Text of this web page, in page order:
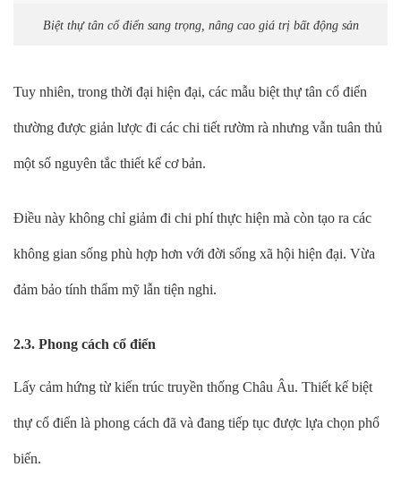
Biệt thự tân cổ điển sang trọng, nâng cao giá trị bất động sản
Tuy nhiên, trong thời đại hiện đại, các mẫu biệt thự tân cổ điển
thường được giản lược đi các chi tiết rườm rà nhưng vẫn tuân thủ
một số nguyên tắc thiết kế cơ bản.
Điều này không chỉ giảm đi chi phí thực hiện mà còn tạo ra các
không gian sống phù hợp hơn với đời sống xã hội hiện đại. Vừa
đảm bảo tính thẩm mỹ lẫn tiện nghi.
2.3. Phong cách cổ điển
Lấy cảm hứng từ kiến trúc truyền thống Châu Âu. Thiết kế biệt
thự cổ điển là phong cách đã và đang tiếp tục được lựa chọn phổ
biến.